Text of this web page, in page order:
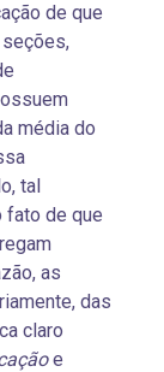
de que
média do
tal
fato de que
as
das
claro
e